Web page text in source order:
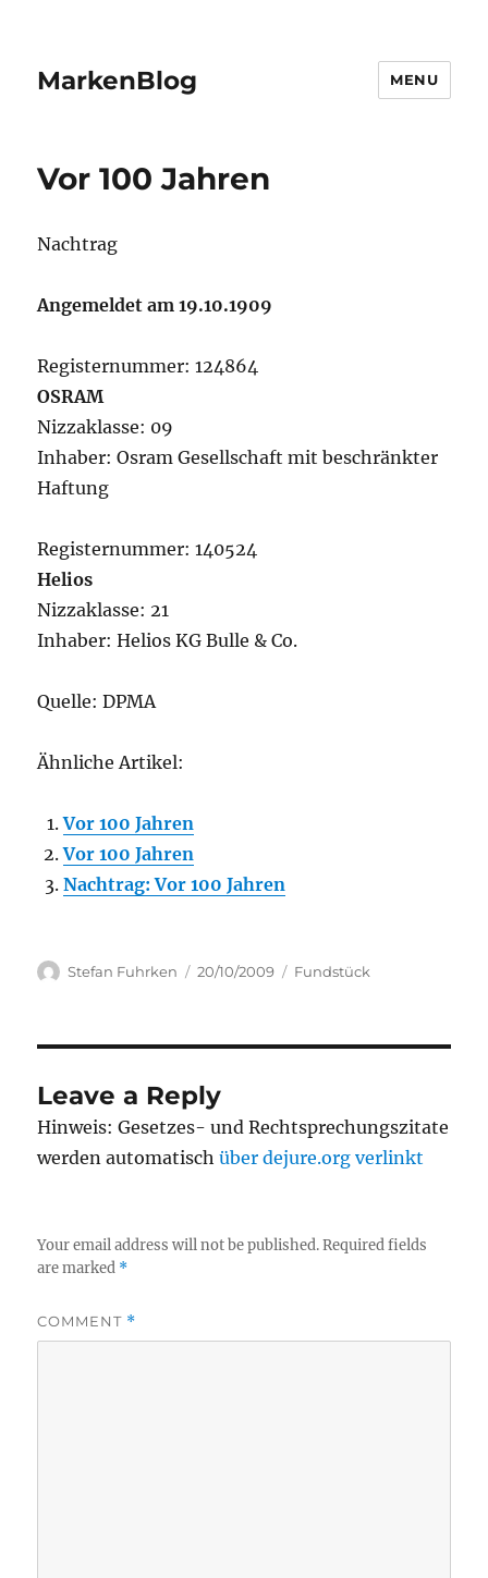
MarkenBlog MENU
Vor 100 Jahren
Nachtrag
Angemeldet am 19.10.1909
Registernummer: 124864
OSRAM
Nizzaklasse: 09
Inhaber: Osram Gesellschaft mit beschränkter
Haftung
Registernummer: 140524
Helios
Nizzaklasse: 21
Inhaber: Helios KG Bulle & Co.
Quelle: DPMA
Ähnliche Artikel:
Vor 100 Jahren
Vor 100 Jahren
Nachtrag: Vor 100 Jahren
Author
Stefan Fuhrken
Posted
20/10/2009 Categories
Fundstück
Leave a Reply
Hinweis: Gesetzes- und Rechtsprechungszitate
werden automatischüber dejure.org verlinkt
Your email address will not be published. Required fields
are marked *
COMMENT *